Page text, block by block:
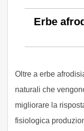
Erbe
Oltre a erbe
naturali che
migliorare la
fisiologica